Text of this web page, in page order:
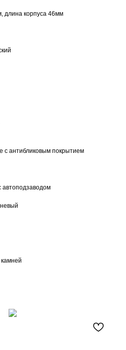
длина корпуса 46мм
с антибликовым покрытием
автоподзаводом